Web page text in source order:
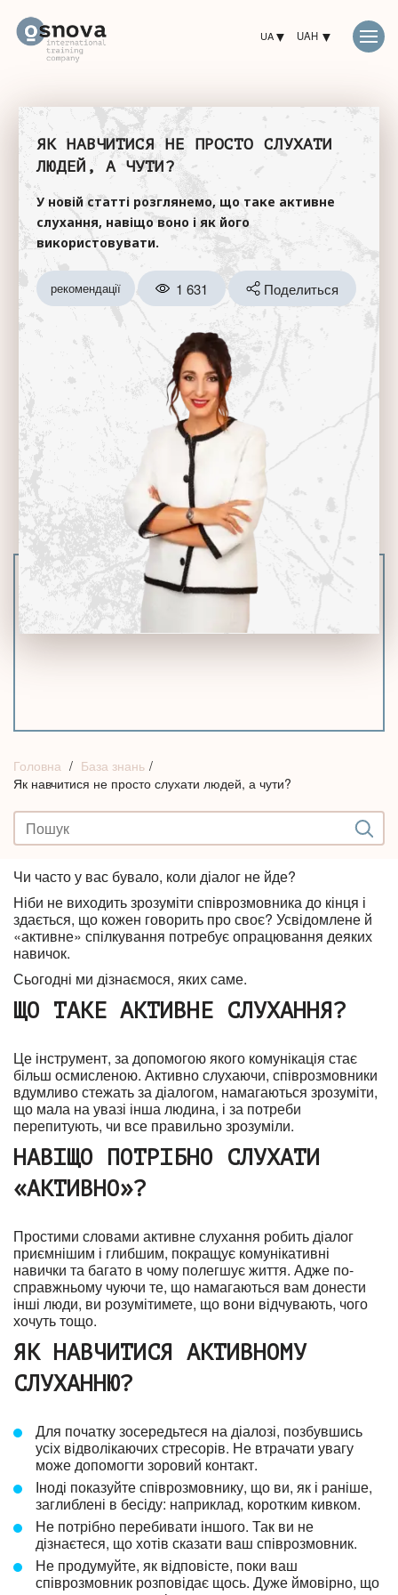
UA UAH
ЯК НАВЧИТИСЯ НЕ ПРОСТО СЛУХАТИ
ЛЮДЕЙ, А ЧУТИ?
У новій статті розглянемо, що таке активне
слухання, навіщо воно і як його
використовувати.
рекомендації 1 631 Поделиться
Головна
База знань
Як навчитися не просто слухати людей, а чути?
Чи часто у вас бувало, коли діалог не йде?
Ніби не виходить зрозуміти співрозмовника до кінця і
здається, що кожен говорить про своє? Усвідомлене й
«активне» спілкування потребує опрацювання деяких
навичок.
Сьогодні ми дізнаємося, яких саме.
ЩО ТАКЕ АКТИВНЕ СЛУХАННЯ?
Це інструмент, за допомогою якого комунікація стає
більш осмисленою. Активно слухаючи, співрозмовники
вдумливо стежать за діалогом, намагаються зрозуміти,
що мала на увазі інша людина, і за потреби
перепитують, чи все правильно зрозуміли.
НАВІЩО ПОТРІБНО СЛУХАТИ
«АКТИВНО»?
Простими словами активне слухання робить діалог
приємнішим і глибшим, покращує комунікативні
навички та багато в чому полегшує життя. Адже по-
справжньому чуючи те, що намагаються вам донести
інші люди, ви розумітимете, що вони відчувають, чого
хочуть тощо.
ЯК НАВЧИТИСЯ АКТИВНОМУ
СЛУХАННЮ?
Для початку зосередьтеся на діалозі, позбувшись
усіх відволікаючих стресорів. Не втрачати увагу
може допомогти зоровий контакт.
Іноді показуйте співрозмовнику, що ви, як і раніше,
заглиблені в бесіду: наприклад, коротким кивком.
Не потрібно перебивати іншого. Так ви не
дізнаєтеся, що хотів сказати ваш співрозмовник.
Не продумуйте, як відповісте, поки ваш
співрозмовник розповідає щось. Дуже ймовірно, що